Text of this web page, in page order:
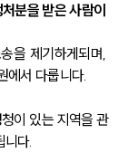
분을 받은 사람이
을 제기하게되며,
에서 다룹니다.
이 있는 지역을 관
니다.